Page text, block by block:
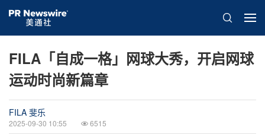
FILA「自成一格」网球大秀，开启网球
运动时尚新篇章
FILA 斐乐
2025-09-30 10:55 6515